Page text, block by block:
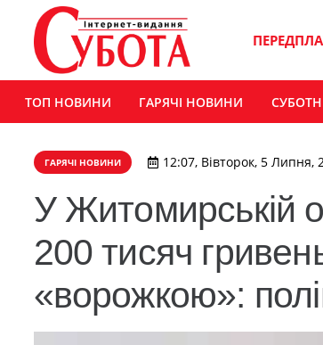
ТОП НОВИНИ ГАРЯЧІ НОВИНИ
ГАРЯЧІ НОВИНИ 12:07, Вівторок, 5 Липня,
У Житомирській
200 тисяч
«ворожкою»: